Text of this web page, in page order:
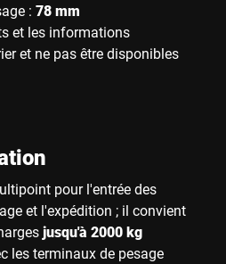
: 78 mm
et les informations
et ne pas être disponibles
pour l'entrée des
et l'expédition ; il convient
jusqu'à 2000 kg
les terminaux de pesage